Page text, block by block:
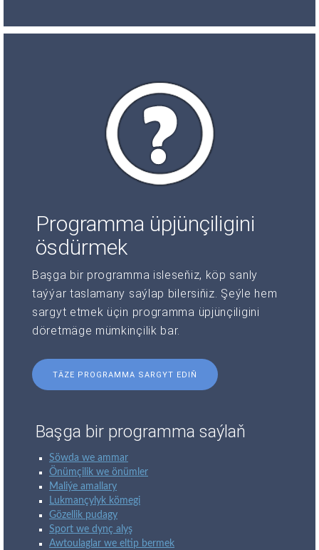
Programma üpjünçiligini
ösdürmek
Başga bir programma isleseňiz, köp sanly
taýýar taslamany saýlap bilersiňiz. Şeýle hem
sargyt etmek üçin programma üpjünçiligini
döretmäge mümkinçilik bar.
TÄZE PROGRAMMA SARGYT EDIŇ
Başga bir programma saýlaň
Söwda we ammar
Önümçilik we önümler
Maliýe amallary
Lukmançylyk kömegi
Gözellik pudagy
Sport we dynç alyş
Awtoulaglar we eltip bermek